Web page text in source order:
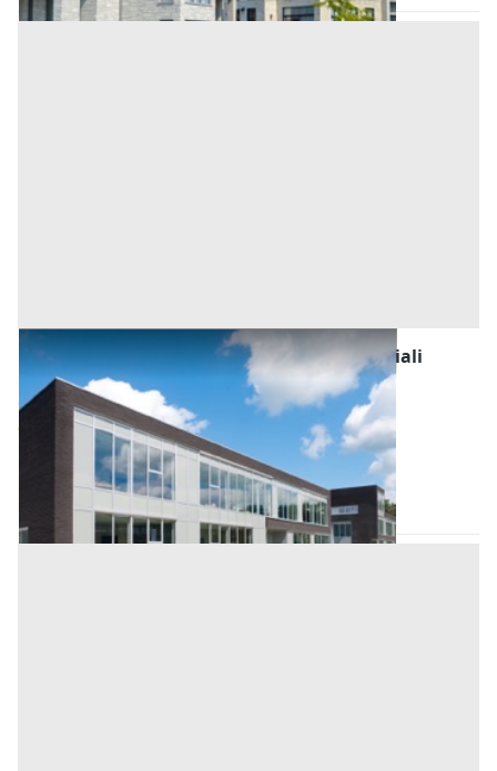
Fabbricati Costruiti per Esigenze Commerciali
all'asta a Nuoro
Villagrande Strisaili (Nuoro)
Offerta minima
8.061 € 10.748 €
Codice asta:8c7ddd3f
Asta chiusa